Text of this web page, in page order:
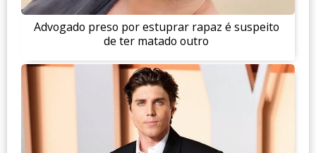
Advogado preso por estuprar rapaz é suspeito
de ter matado outro